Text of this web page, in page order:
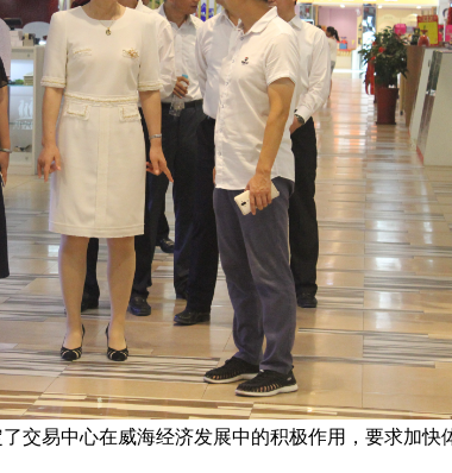
易中心在威海经济发展中的积极作用，要求加